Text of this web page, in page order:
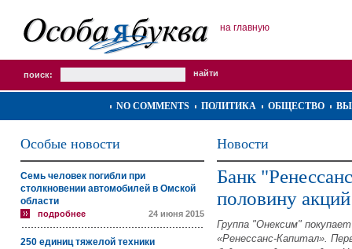
на главную
поиск:
NO COMMENTS ПОЛИТИКА ОБЩЕСТВО
Особые новости
Семь человек погибли при
столкновении автомобилей в Омской
области
подробнее 24 июня 2015
250 единиц тяжелой техники
Новости
Банк
половину
Группа "Онексим"
«Ренессанс-Капитал».